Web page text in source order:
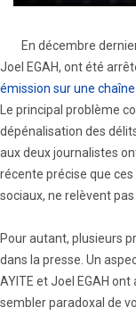
En décembre
Joel EGAH, ont été
émission sur une
Le principal problème
dépénalisation des
aux deux journalistes
récente précise que
sociaux, ne relèvent
Pour autant, plusieurs
dans la presse. Un
AYITE et Joel EGAH
sembler paradoxal de